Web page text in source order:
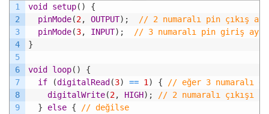
1
2
3
4
5
6
7
8
9
void setup( )
{
pinMode(2, OUTPUT) ;
// 2 numaralı pin çıkış
pinMode(3, INPUT) ;
// 3 numaralı pin giriş
}
void loop( )
{
if
(digitalRead (3) == 1 ) {
// eğer 3 numaralı
digitalWrite(2, HIGH) ;
// 2 numaralı çıkışı
}
else {
// değilse